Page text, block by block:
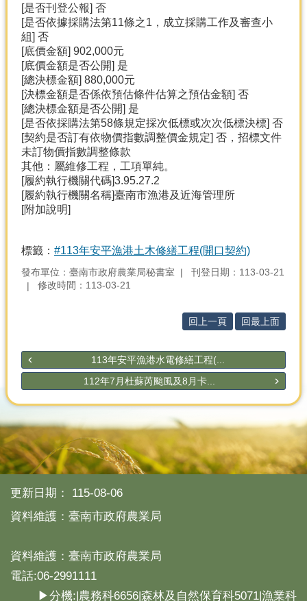
[是否刊登公報] 否
[是否依據採購法第11條之1，成立採購工作及審查小
組] 否
[底價金額] 902,000元
[底價金額是否公開] 是
[總決標金額] 880,000元
[決標金額是否係依預估條件估算之預估金額] 否
[總決標金額是否公開] 是
[是否依採購法第58條規定採次低標或次次低標決標] 否
[契約是否訂有依物價指數調整價金規定] 否，招標文件
未訂物價指數調整條款
其他：屬維修工程，工項單純。
[履約執行機關代碼]3.95.27.2
[履約執行機關名稱]臺南市漁港及近海管理所
[附加說明]
標籤： #113年安平漁港土木修繕工程(開口契約)
發布單位：臺南市政府農業局秘書室
刊登日期：113-03-21
修改時間：113-03-21
回上一頁 回最上面
113年安平漁港水電修繕工程(...
112年7月杜蘇芮颱風及8月卡...
更新日期：
115-08-06
資料維護：臺南市政府農業局
資料維護：臺南市政府農業局
電話:06-2991111
▶分機:|農務科6656|森林及自然保育科5071|漁業科